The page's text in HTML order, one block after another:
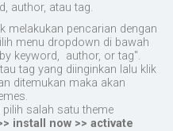
author, atau tag.
melakukan pencarian dengan
menu dropdown di bawah
keyword, author, or tag".
tag yang diinginkan lalu klik
ditemukan maka akan
salah satu theme
install now >> activate